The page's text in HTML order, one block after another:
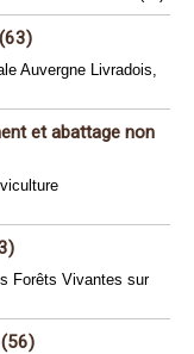
Auvergne Livradois,
et abattage non
Forêts Vivantes sur